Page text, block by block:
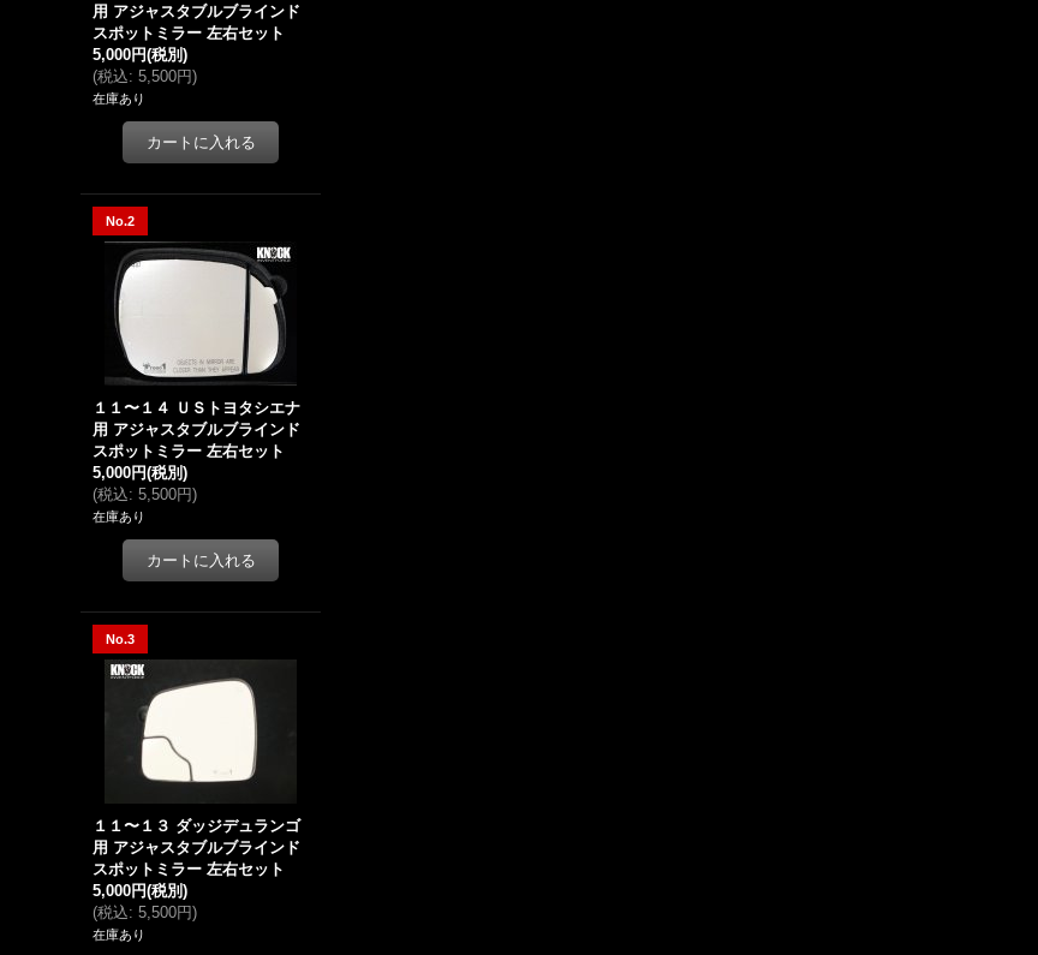
用 アジャスタブルブラインド
スポットミラー 左右セット
5,000円(税別)
(税込: 5,500円)
在庫あり
No.2
１１〜１４ ＵＳトヨタシエナ
用 アジャスタブルブラインド
スポットミラー 左右セット
5,000円(税別)
(税込: 5,500円)
在庫あり
No.3
１１〜１３ ダッジデュランゴ
用 アジャスタブルブラインド
スポットミラー 左右セット
5,000円(税別)
(税込: 5,500円)
在庫あり